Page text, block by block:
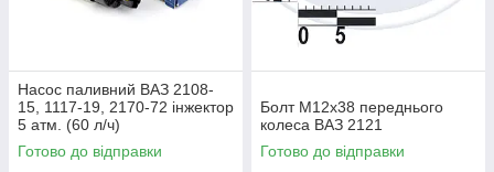
Насос паливний ВАЗ 2108-
15, 1117-19, 2170-72 інжектор
5 атм. (60 л/ч)
Готово до відправки
Болт М12х38 переднього
колеса ВАЗ 2121
Готово до відправки